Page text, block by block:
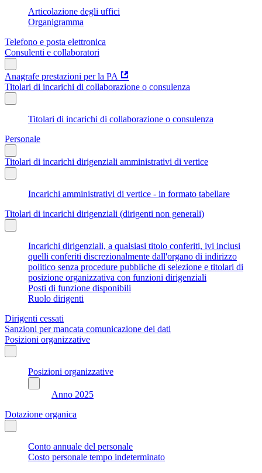
Articolazione degli uffici
Organigramma
Telefono e posta elettronica
Consulenti e collaboratori
Anagrafe prestazioni per la PA
Titolari di incarichi di collaborazione o consulenza
Titolari di incarichi di collaborazione o consulenza
Personale
Titolari di incarichi dirigenziali amministrativi di vertice
Incarichi amministrativi di vertice - in formato tabellare
Titolari di incarichi dirigenziali (dirigenti non generali)
Incarichi dirigenziali, a qualsiasi titolo conferiti, ivi inclusi
quelli conferiti discrezionalmente dall'organo di indirizzo
politico senza procedure pubbliche di selezione e titolari di
posizione organizzativa con funzioni dirigenziali
Posti di funzione disponibili
Ruolo dirigenti
Dirigenti cessati
Sanzioni per mancata comunicazione dei dati
Posizioni organizzative
Posizioni organizzative
Anno 2025
Dotazione organica
Conto annuale del personale
Costo personale tempo indeterminato